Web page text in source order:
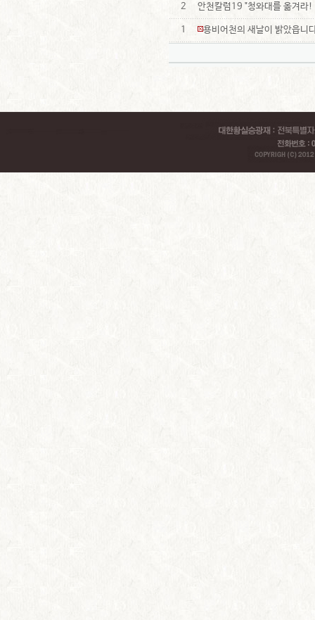
2 안천칼럼19 "청와대를 옮겨라
1 용비어천의 새날이 밝았읍니